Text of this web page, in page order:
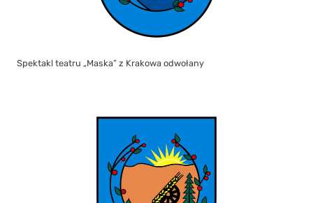
W dniu 13 i 14 lipca Biblioteka nieczynna